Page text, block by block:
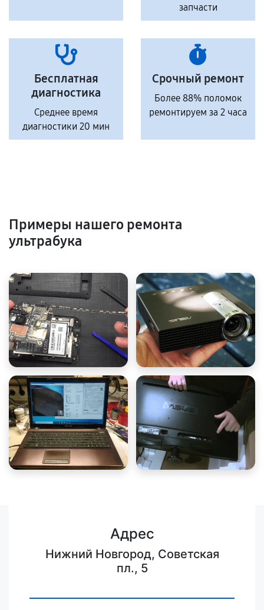
запчасти
Бесплатная
диагностика
Среднее время
диагностики 20 мин
Срочный ремонт
Более 88% поломок
ремонтируем за 2 часа
Примеры нашего ремонта
ультрабука
Адрес
Нижний Новгород, Советская
пл., 5